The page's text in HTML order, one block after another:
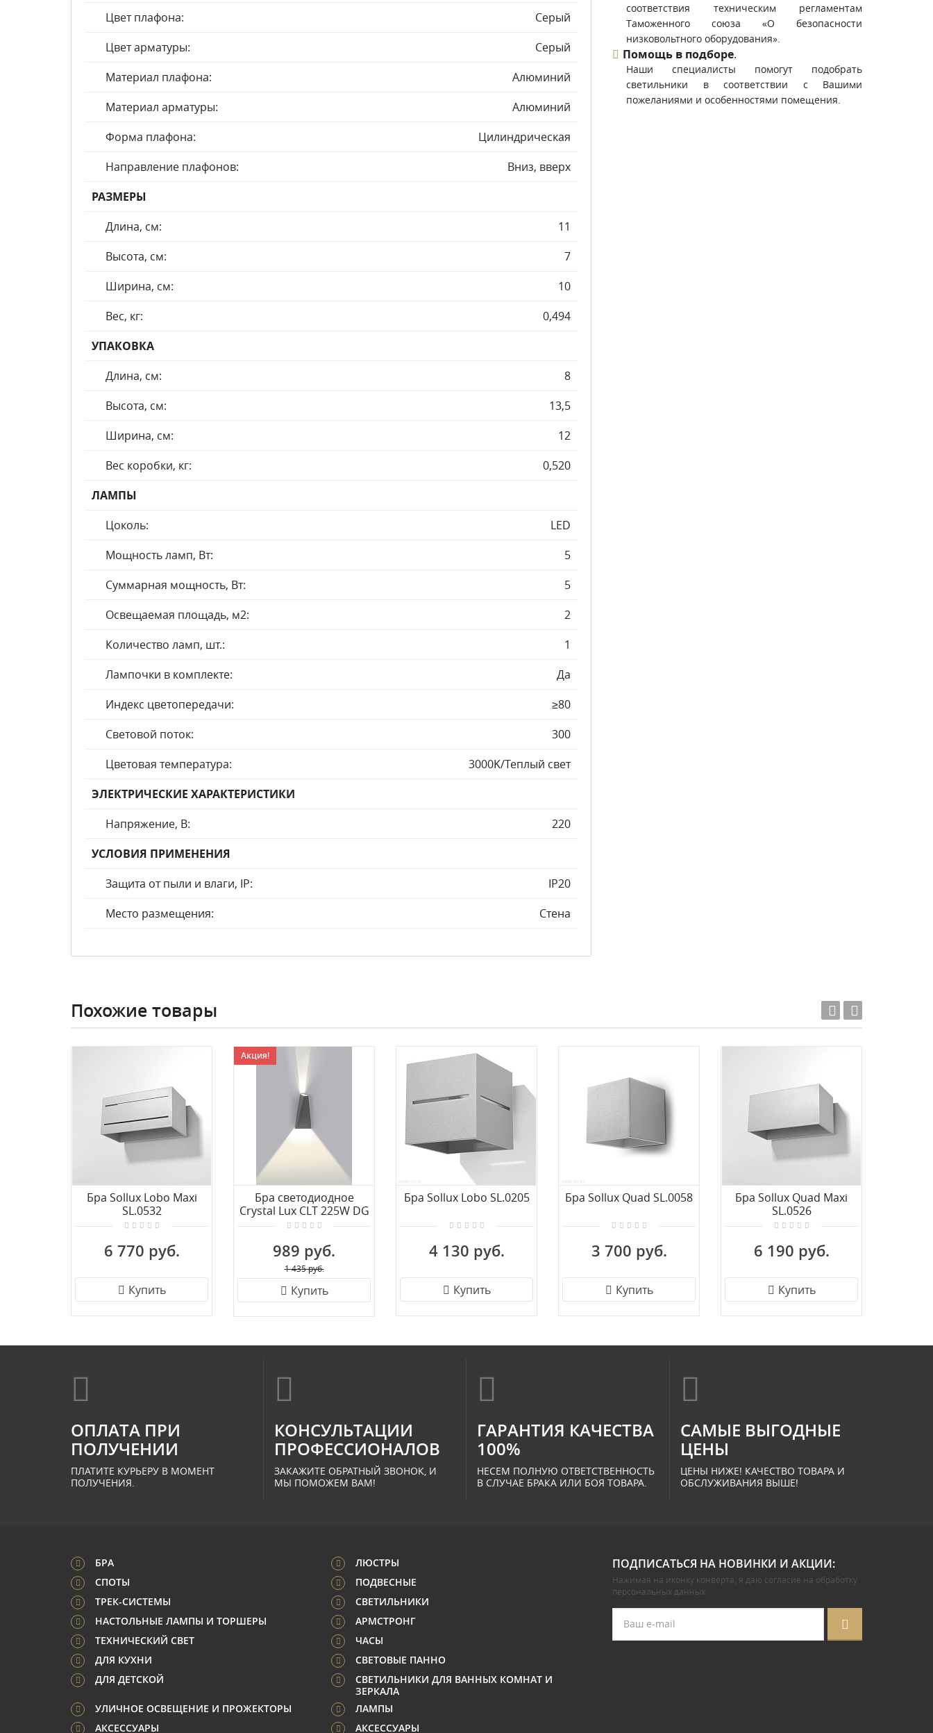
Цвет плафона:
Серый
Цвет арматуры:
Серый
Материал плафона:
Алюминий
Материал арматуры:
Алюминий
Форма плафона:
Цилиндрическая
Направление плафонов:
Вниз, вверх
РАЗМЕРЫ
Длина, см:
11
Высота, см:
7
Ширина, см:
10
Вес, кг:
0,494
УПАКОВКА
Длина, см:
8
Высота, см:
13,5
Ширина, см:
12
Вес коробки, кг:
0,520
ЛАМПЫ
Цоколь:
LED
Мощность ламп, Вт:
5
Суммарная мощность, Вт:
5
Освещаемая площадь, м2:
2
Количество ламп, шт.:
1
Лампочки в комплекте:
Да
Индекс цветопередачи:
≥80
Световой поток:
300
Цветовая температура:
3000K/Теплый свет
ЭЛЕКТРИЧЕСКИЕ ХАРАКТЕРИСТИКИ
Напряжение, В:
220
УСЛОВИЯ ПРИМЕНЕНИЯ
Защита от пыли и влаги, IP:
IP20
Место размещения:
Стена
соответствия техническим регламентам
Таможенного союза «О безопасности
низковольтного оборудования».
Помощь в подборе.
Наши специалисты помогут подобрать
светильники в соответствии с Вашими
пожеланиями и особенностями помещения.
Похожие товары
Бра Sollux Lobo Maxi
SL.0532
6 770 руб.
Купить
Акция!
Бра светодиодное
Crystal Lux CLT 225W DG
989 руб.
1 435 руб.
Купить
Бра Sollux Lobo SL.0205
4 130 руб.
Купить
Бра Sollux Quad SL.0058
3 700 руб.
Купить
Бра Sollux Quad Maxi
SL.0526
6 190 руб.
Купить
ОПЛАТА ПРИ
ПОЛУЧЕНИИ
ПЛАТИТЕ КУРЬЕРУ В МОМЕНТ
ПОЛУЧЕНИЯ.
КОНСУЛЬТАЦИИ
ПРОФЕССИОНАЛОВ
ЗАКАЖИТЕ ОБРАТНЫЙ ЗВОНОК, И
МЫ ПОМОЖЕМ ВАМ!
ГАРАНТИЯ КАЧЕСТВА
100%
НЕСЕМ ПОЛНУЮ ОТВЕТСТВЕННОСТЬ
В СЛУЧАЕ БРАКА ИЛИ БОЯ ТОВАРА.
САМЫЕ ВЫГОДНЫЕ
ЦЕНЫ
ЦЕНЫ НИЖЕ! КАЧЕСТВО ТОВАРА И
ОБСЛУЖИВАНИЯ ВЫШЕ!
БРА
ЛЮСТРЫ
СПОТЫ
ПОДВЕСНЫЕ
ТРЕК-СИСТЕМЫ
СВЕТИЛЬНИКИ
НАСТОЛЬНЫЕ ЛАМПЫ И ТОРШЕРЫ
АРМСТРОНГ
ТЕХНИЧЕСКИЙ СВЕТ
ЧАСЫ
ДЛЯ КУХНИ
СВЕТОВЫЕ ПАННО
ДЛЯ ДЕТСКОЙ
СВЕТИЛЬНИКИ ДЛЯ ВАННЫХ КОМНАТ И
ЗЕРКАЛА
УЛИЧНОЕ ОСВЕЩЕНИЕ И ПРОЖЕКТОРЫ
ЛАМПЫ
АКСЕССУАРЫ
АКСЕССУАРЫ
ПОДПИСАТЬСЯ НА НОВИНКИ И АКЦИИ:
Нажимая на иконку конверта, я даю согласие на обработку
персональных данных.